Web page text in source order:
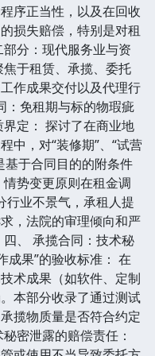
序正当性，以及在回收
损失赔偿，特别是对租
分：现代服务业与资
于租赁、承揽、委托
作成果交付以及代理行
：免租期与标的物瑕疵
定： 探讨了在商业地
中，对“装修期”、“试营
基于合同目的的附条件
势变更原则在租金调
行业不景气，承租人提
，法院的审理倾向和严
、 承揽合同：技术秘
成果”的验收标准： 在
术成果（如软件、定制
本部分收录了通过测试
揽物质量是否符合约定
密泄露的赔偿责任：